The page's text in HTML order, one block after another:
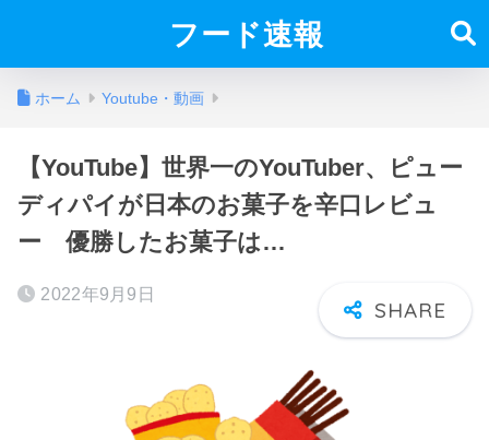
フード速報
ホーム Youtube・動画
【YouTube】世界一のYouTuber、ピュー
ディパイが日本のお菓子を辛口レビュ
ー 優勝したお菓子は…
2022年9月9日